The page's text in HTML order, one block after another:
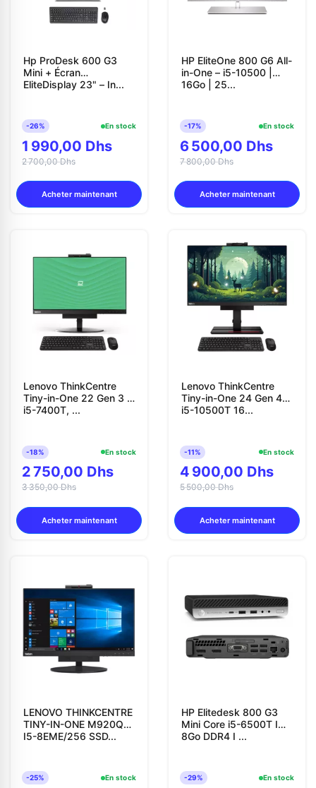
Envoyer un message
Hp ProDesk 600 G3
Mini + Écran
EliteDisplay 23" – In...
-26% En stock
1 990,00 Dhs
2 700,00 Dhs
Acheter maintenant
HP EliteOne 800 G6 All-
in-One – i5-10500 |
16Go | 25...
-17% En stock
6 500,00 Dhs
7 800,00 Dhs
Acheter maintenant
Lenovo ThinkCentre
Tiny-in-One 22 Gen 3 –
i5-7400T, ...
-18% En stock
2 750,00 Dhs
3 350,00 Dhs
Acheter maintenant
Lenovo ThinkCentre
Tiny-in-One 24 Gen 4
i5-10500T 16...
-11% En stock
4 900,00 Dhs
5 500,00 Dhs
Acheter maintenant
LENOVO THINKCENTRE
TINY-IN-ONE M920Q
I5-8EME/256 SSD...
-25% En stock
HP Elitedesk 800 G3
Mini Core i5-6500T I
8Go DDR4 I ...
-29% En stock